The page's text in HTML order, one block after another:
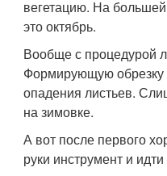
вегетацию. На
это октябрь.
Вообще с процедурой
Формирующую обрезку
опадения листьев.
на зимовке.
А вот после первого
руки инструмент и